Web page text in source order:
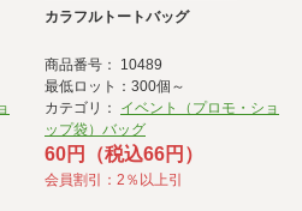
カラフルトートバッグ
商品番号： 10489
最低ロット：300個～
カテゴリ： イベント（プロモ・ショ
ップ袋）バッグ
60円（税込66円）
会員割引：2％以上引